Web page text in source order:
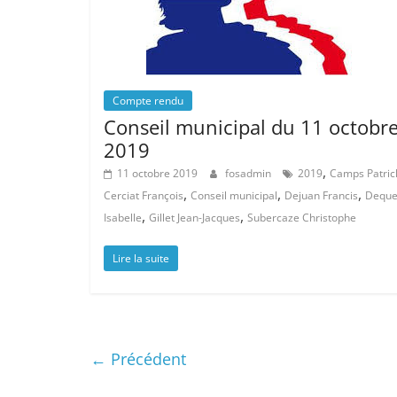
Compte rendu
Conseil municipal du 11
2019
11 octobre 2019 fosadmin 2019, Camps
Cerciat François, Conseil municipal, Dejuan Francis,
Isabelle, Gillet Jean-Jacques, Subercaze Christophe
Lire la suite
← Précédent